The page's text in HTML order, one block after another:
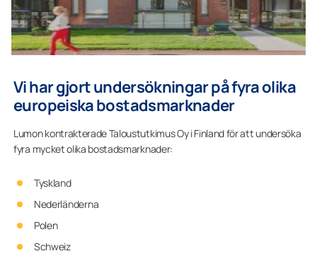
Vi har gjort undersökningar på fyra olika
europeiska bostadsmarknader
Lumon kontrakterade Taloustutkimus Oy i Finland för att undersöka
fyra mycket olika bostadsmarknader:
Tyskland
Nederländerna
Polen
Schweiz